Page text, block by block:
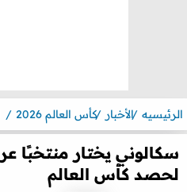
الرئيسيه الأخبار كأس العالم 2026
لحصد كأس العالم